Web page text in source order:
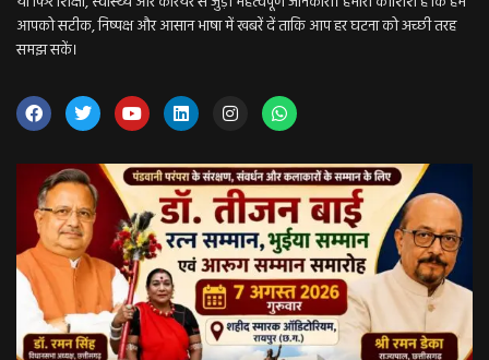
आपको सटीक, निष्पक्ष और आसान भाषा में खबरें दें ताकि आप हर घटना को अच्छी तरह
समझ सकें।